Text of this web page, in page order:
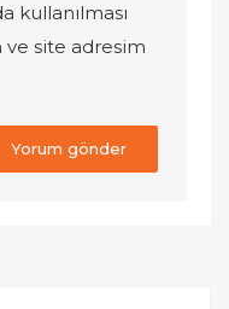
kullanılması
ve site adresim